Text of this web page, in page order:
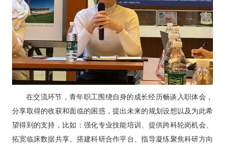
在交流环节，青年职工围绕自身的成长经历畅谈入职体会，
分享取得的收获和面临的困惑，提出未来的规划设想以及为此希
望得到的支持，比如：强化专业技能培训、提供跨科轮岗机会、
拓宽临床数据共享、搭建科研合作平台、指导凝练聚焦科研方向